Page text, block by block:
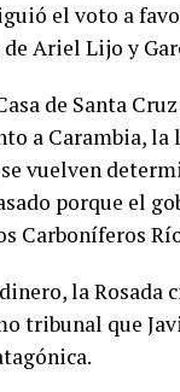
el voto a
Ariel Lijo y
de Santa
a Carambia,
vuelven
porque el
Carboníferos
la
tribunal que